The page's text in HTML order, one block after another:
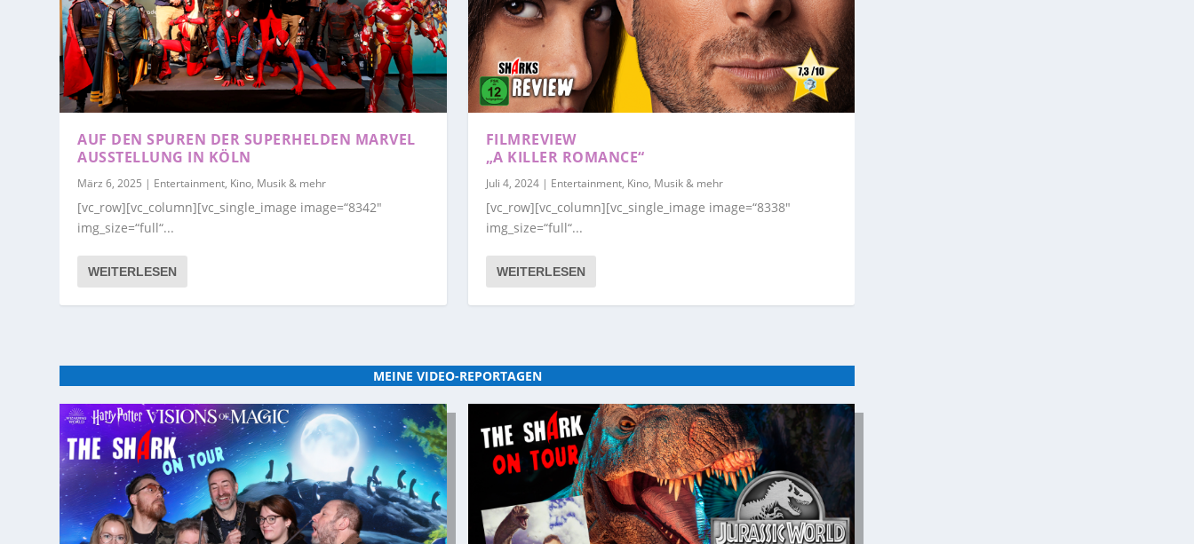
AUF DEN SPUREN DER SUPERHELDEN MARVEL
AUSSTELLUNG IN KÖLN
März 6, 2025 | Entertainment, Kino, Musik & mehr
[vc_row][vc_column][vc_single_image image=“8342″
img_size=“full“...
WEITERLESEN
FILMREVIEW
„A KILLER ROMANCE“
Juli 4, 2024| Entertainment, Kino, Musik & mehr
[vc_row][vc_column][vc_single_image image=“8338″
img_size=“full“...
WEITERLESEN
MEINE VIDEO-REPORTAGEN